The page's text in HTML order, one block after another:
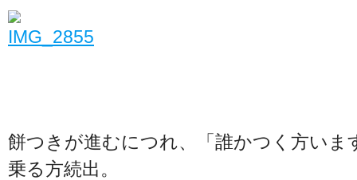
餅つきが進むにつれ、「誰かつく方いま
乗る方続出。